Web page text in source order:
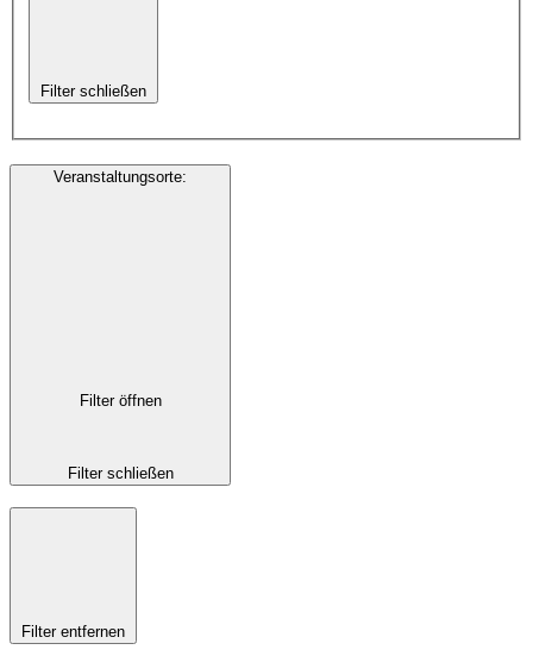
Filter schließen
Veranstaltungsorte:
Filter öffnen
Filter schließen
Filter entfernen